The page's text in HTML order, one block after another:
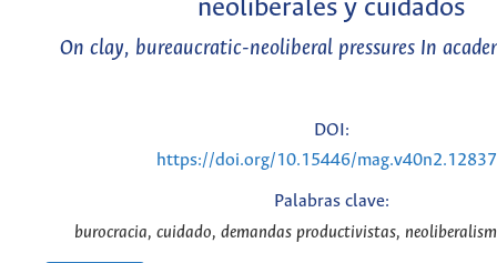
neoliberales y cuidados
On clay, bureaucratic-neoliberal pressures In
DOI:
https://doi.org/10.15446/
Palabras clave:
burocracia, cuidado, demandas productivistas,